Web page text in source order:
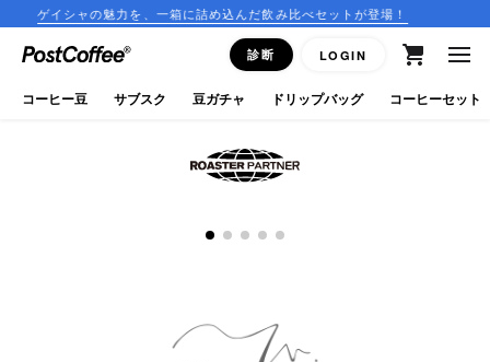
ゲイシャの魅力を、一箱に詰め込んだ飲み比べセットが登場！
診断 LOGIN
close
ログイン
コーヒー豆 サブスク 豆ガチャ ドリップバッグ コーヒーセット